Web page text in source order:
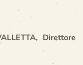
Direttore